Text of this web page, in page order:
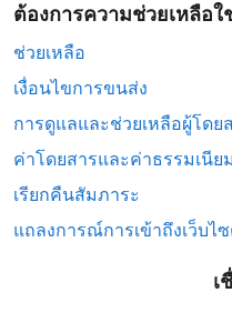
ต้องการความช่วยเหลือใ
ช่วยเหลือ
เงื่อนไขการขนส่ง
การดูแลและช่วยเหลือผู้โดย
ค่าโดยสารและค่าธรรมเนียม
เรียกคืนสัมภาระ
แถลงการณ์การเข้าถึงเว็บไ
เ